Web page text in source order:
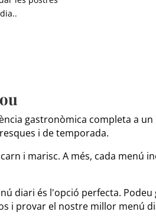
gastronòmica completa a un
i de temporada.
i marisc. A més, cada menú
diari és l'opció perfecta.
i provar el nostre millor menú